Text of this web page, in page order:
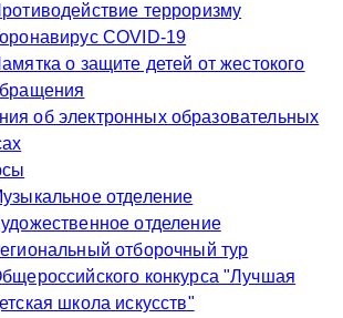
терроризму
COVID-19
о защите детей от жестокого
об электронных образовательных
отделение
отделение
отборочный тур
конкурса "Лучшая
школа искусств"